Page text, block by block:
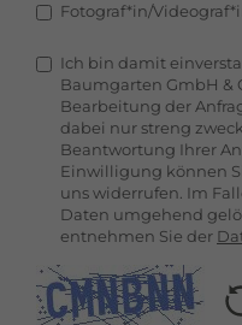
Fotograf*in/
Ich bin damit
Baumgarten GmbH &
Bearbeitung der
dabei nur streng
Beantwortung Ihrer
Einwilligung können
uns widerrufen. Im
Daten umgehend
entnehmen Sie der